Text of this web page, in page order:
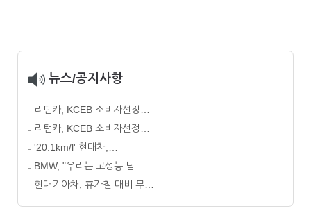
뉴스/공지사항
리턴카, KCEB 소비자선정…
리턴카, KCEB 소비자선정…
'20.1km/l' 현대차,…
BMW, "우리는 고성능 남…
현대기아차, 휴가철 대비 무…